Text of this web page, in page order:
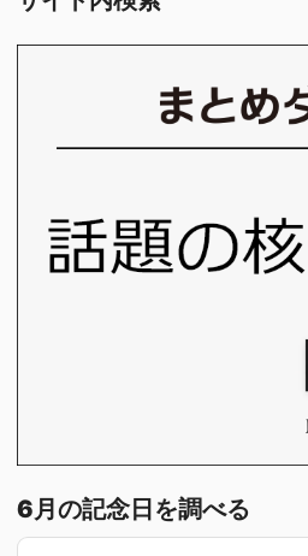
6月の記念日を調べる